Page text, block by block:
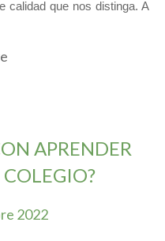
calidad que nos distinga. A
APRENDER
COLEGIO?
2022